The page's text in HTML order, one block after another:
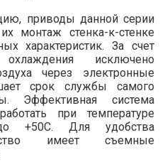
приводы данной серии
монтаж стенка-к-стенке
характеристик. За счет
исключено
через электронные
срок службы самого
Эффективная система
при температуре
+50С. Для удобства
имеет съемные